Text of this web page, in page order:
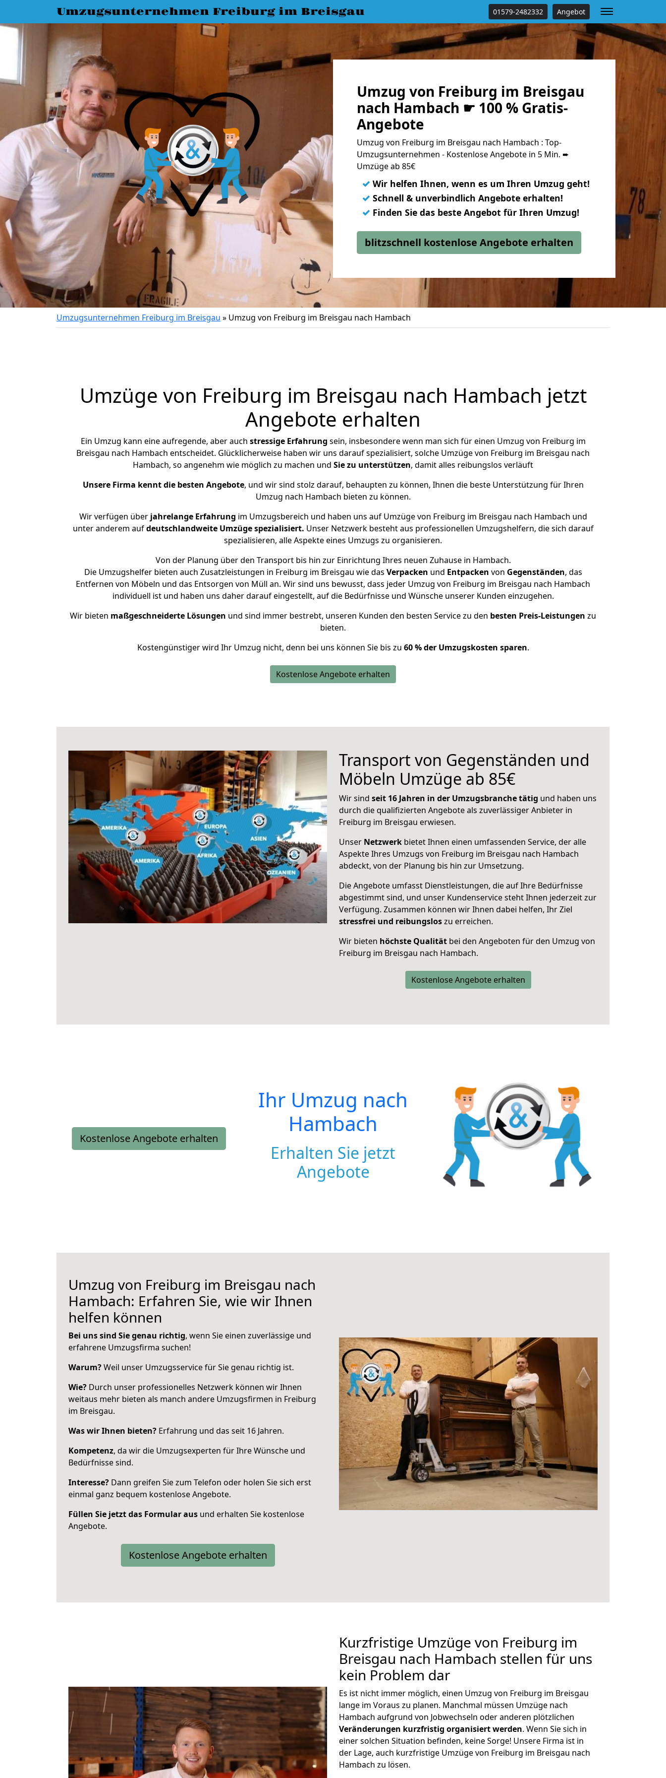
Umzugsunternehmen Freiburg im Breisgau 01579-2482332 Angebot
Umzug von Freiburg im Breisgau
nach Hambach ☛ 100 % Gratis-
Angebote
Umzug von Freiburg im Breisgau nach Hambach : Top-
Umzugsunternehmen - Kostenlose Angebote in 5 Min. ➨
Umzüge ab 85€
✓ Wir helfen Ihnen, wenn es um Ihren Umzug geht!
✓ Schnell & unverbindlich Angebote erhalten!
✓ Finden Sie das beste Angebot für Ihren Umzug!
blitzschnell kostenlose Angebote erhalten
Umzugsunternehmen Freiburg im Breisgau » Umzug von Freiburg im Breisgau nach Hambach
Umzüge von Freiburg im Breisgau nach Hambach jetzt
Angebote erhalten
Ein Umzug kann eine aufregende, aber auch stressige Erfahrung sein, insbesondere wenn man sich für einen Umzug von Freiburg im
Breisgau nach Hambach entscheidet. Glücklicherweise haben wir uns darauf spezialisiert, solche Umzüge von Freiburg im Breisgau nach
Hambach, so angenehm wie möglich zu machen und Sie zu unterstützen, damit alles reibungslos verläuft
Unsere Firma kennt die besten Angebote, und wir sind stolz darauf, behaupten zu können, Ihnen die beste Unterstützung für Ihren
Umzug nach Hambach bieten zu können.
Wir verfügen überjahrelange Erfahrung im Umzugsbereich und haben uns auf Umzüge von Freiburg im Breisgau nach Hambach und
unter anderem aufdeutschlandweite Umzüge spezialisiert. Unser Netzwerk besteht aus professionellen Umzugshelfern, die sich darauf
spezialisieren, alle Aspekte eines Umzugs zu organisieren.
Von der Planung über den Transport bis hin zur Einrichtung Ihres neuen Zuhause in Hambach.
Die Umzugshelfer bieten auch Zusatzleistungen in Freiburg im Breisgau wie das Verpacken und Entpacken von Gegenständen, das
Entfernen von Möbeln und das Entsorgen von Müll an. Wir sind uns bewusst, dass jeder Umzug von Freiburg im Breisgau nach Hambach
individuell ist und haben uns daher darauf eingestellt, auf die Bedürfnisse und Wünsche unserer Kunden einzugehen.
Wir bieten maßgeschneiderte Lösungen und sind immer bestrebt, unseren Kunden den besten Service zu den besten Preis-Leistungen zu
bieten.
Kostengünstiger wird Ihr Umzug nicht, denn bei uns können Sie bis zu 60 % der Umzugskosten sparen.
Kostenlose Angebote erhalten
Transport von Gegenständen und
Möbeln Umzüge ab 85€
Wir sind seit 16 Jahren in der Umzugsbranche tätig und haben uns
durch die qualifizierten Angebote als zuverlässiger Anbieter in
Freiburg im Breisgau erwiesen.
Unser Netzwerk bietet Ihnen einen umfassenden Service, der alle
Aspekte Ihres Umzugs von Freiburg im Breisgau nach Hambach
abdeckt, von der Planung bis hin zur Umsetzung.
Die Angebote umfasst Dienstleistungen, die auf Ihre Bedürfnisse
abgestimmt sind, und unser Kundenservice steht Ihnen jederzeit zur
Verfügung. Zusammen können wir Ihnen dabei helfen, Ihr Ziel
stressfrei und reibungsloszu erreichen.
Wir bieten höchste Qualität bei den Angeboten für den Umzug von
Freiburg im Breisgau nach Hambach.
Kostenlose Angebote erhalten
Kostenlose Angebote erhalten
Ihr Umzug nach
Hambach
Erhalten Sie jetzt
Angebote
Umzug von Freiburg im Breisgau nach
Hambach: Erfahren Sie, wie wir Ihnen
helfen können
Bei uns sind Sie genau richtig, wenn Sie einen zuverlässige und
erfahrene Umzugsfirma suchen!
Warum?Weil unser Umzugsservice für Sie genau richtig ist.
Wie? Durch unser professionelles Netzwerk können wir Ihnen
weitaus mehr bieten als manch andere Umzugsfirmen in Freiburg
im Breisgau.
Was wir Ihnen bieten? Erfahrung und das seit 16 Jahren.
Kompetenz, da wir die Umzugsexperten für Ihre Wünsche und
Bedürfnisse sind.
Interesse? Dann greifen Sie zum Telefon oder holen Sie sich erst
einmal ganz bequem kostenlose Angebote.
Füllen Sie jetzt das Formular aus und erhalten Sie kostenlose
Angebote.
Kostenlose Angebote erhalten
Kurzfristige Umzüge von Freiburg im
Breisgau nach Hambach stellen für uns
kein Problem dar
Es ist nicht immer möglich, einen Umzug von Freiburg im Breisgau
lange im Voraus zu planen. Manchmal müssen Umzüge nach
Hambach aufgrund von Jobwechseln oder anderen plötzlichen
Veränderungen kurzfristig organisiert werden. Wenn Sie sich in
einer solchen Situation befinden, keine Sorge! Unsere Firma ist in
der Lage, auch kurzfristige Umzüge von Freiburg im Breisgau nach
Hambach zu lösen.